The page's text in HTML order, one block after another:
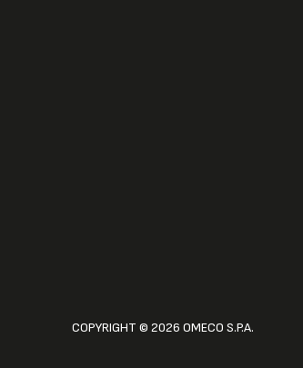
COPYRIGHT © 2026 OMECO S.P.A.